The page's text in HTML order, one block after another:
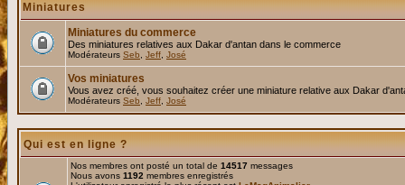
Miniatures
Miniatures du commerce
Des miniatures relatives aux Dakar d'antan dans le commerce
Modérateurs Seb Jeff José
Vos miniatures
Vous avez créé, vous souhaitez créer une miniature relative aux Dakar
Modérateurs Seb Jeff José
Qui est en ligne ?
Nos membres ont posté un total de 14517 messages
Nous avons 1192 membres enregistrés